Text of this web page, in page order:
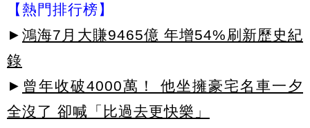
【熱門排行榜】
► 鴻海7月大賺9465億 年增54%刷新歷史紀
錄
► 曾年收破4000萬！ 他坐擁豪宅名車一夕
全沒了 卻喊「比過去更快樂」